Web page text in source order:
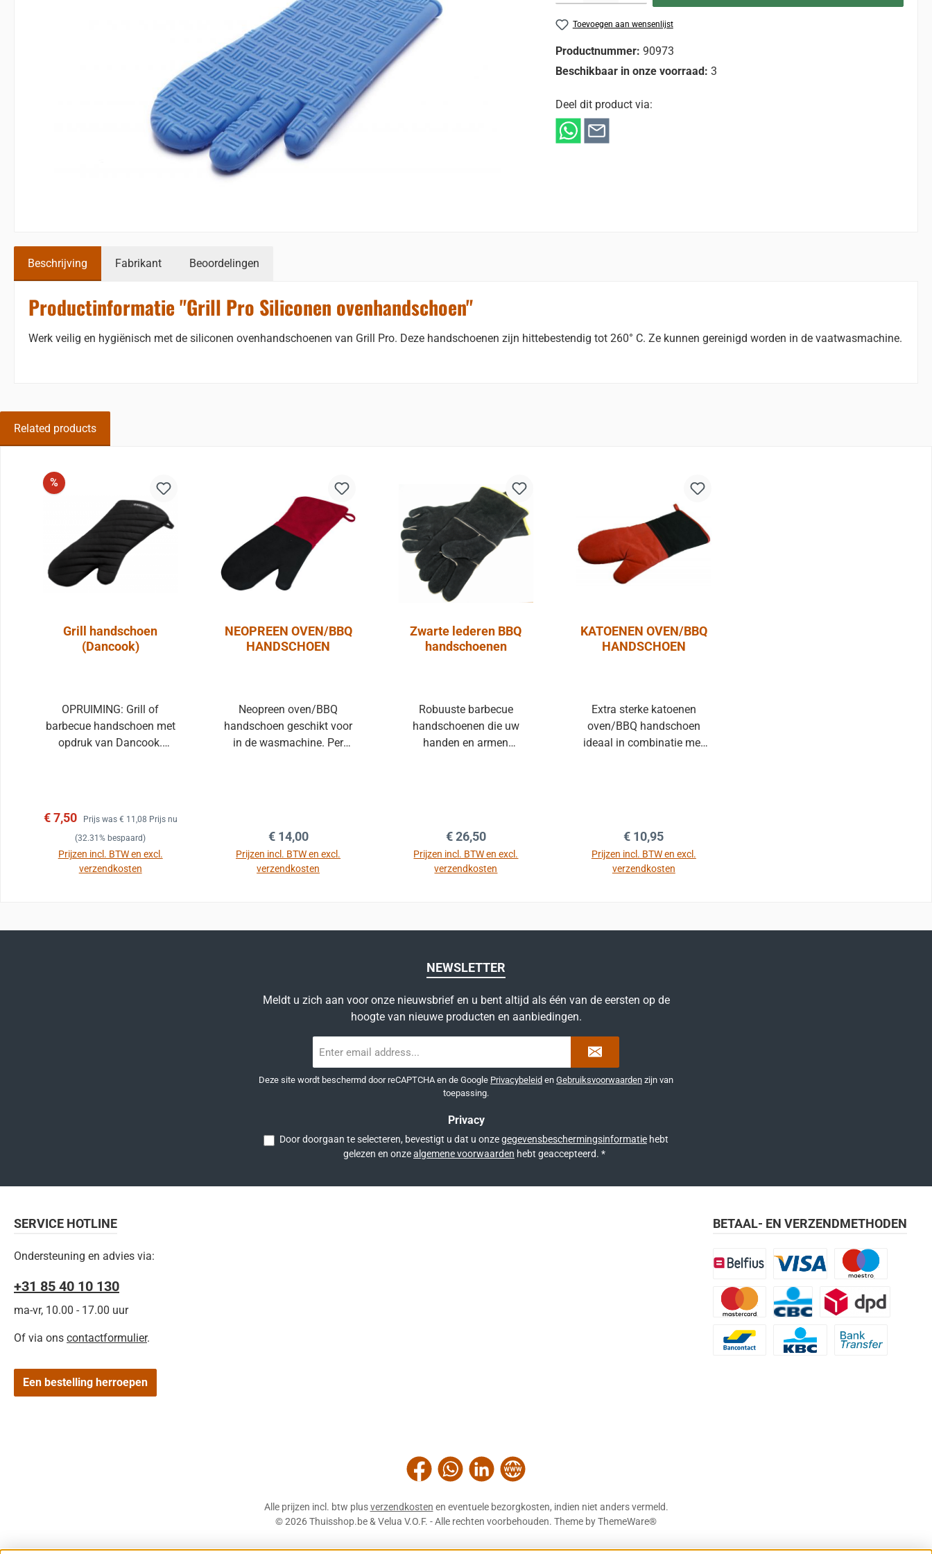
Toevoegen aan wensenlijst
Productnummer: 90973
Beschikbaar in onze voorraad: 3
Deel dit product via:
Beschrijving Fabrikant Beoordelingen
Productinformatie "Grill Pro Siliconen ovenhandschoen"
Werk veilig en hygiënisch met de siliconen ovenhandschoenen van Grill Pro. Deze handschoenen zijn hittebestendig tot 260° C. Ze kunnen gereinigd worden in de vaatwasmachine.
Related products
%Korting
Grill handschoen
(Dancook)
OPRUIMING: Grill of
barbecue handschoen met
opdruk van Dancook.
Verkoopprijs:
€ 7,50 Prijs was Normale prijs:
€ 11,08 Prijs nu
(32.31% bespaard)
Prijzen incl. BTW en excl.
verzendkosten
NEOPREEN OVEN/BBQ
HANDSCHOEN
Neopreen oven/BBQ
handschoen geschikt voor
in de wasmachine. Per
Normale prijs:
€ 14,00
Prijzen incl. BTW en excl.
verzendkosten
Zwarte lederen BBQ
handschoenen
Robuuste barbecue
handschoenen die uw
handen en armen
Normale prijs:
€ 26,50
Prijzen incl. BTW en excl.
verzendkosten
KATOENEN OVEN/BBQ
HANDSCHOEN
Extra sterke katoenen
oven/BBQ handschoen
ideaal in combinatie met
Normale prijs:
€ 10,95
Prijzen incl. BTW en excl.
verzendkosten
NEWSLETTER
Meldt u zich aan voor onze nieuwsbrief en u bent altijd als één van de eersten op de
hoogte van nieuwe producten en aanbiedingen.
mailadres
Deze site wordt beschermd door reCAPTCHA en de Google Privacybeleid en Gebruiksvoorwaarden zijn van
toepassing.
Privacy
Door doorgaan te selecteren, bevestigt u dat u onzegegevensbeschermingsinformatie hebt
gelezen en onzealgemene voorwaarden hebt geaccepteerd. *
SERVICE HOTLINE
Ondersteuning en advies via:
+31 85 40 10 130
ma-vr, 10.00 - 17.00 uur
Of via ons contactformulier.
Een bestelling herroepen
BETAAL- EN VERZENDMETHODEN
Belfius Visa Maestro
FacebookWhatsAppLinkedInWebsite
Alle prijzen incl. btw plusverzendkosten en eventuele bezorgkosten, indien niet anders vermeld.
© 2026 Thuisshop.be & Velua V.O.F. - Alle rechten voorbehouden. Theme byThemeWare®